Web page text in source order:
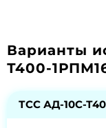
Варианты
Т400-
ТСС АД-10С-